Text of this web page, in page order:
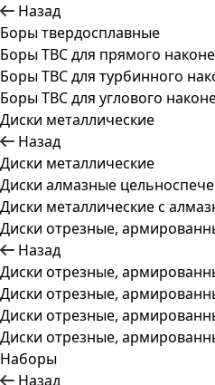
Назад
Боры твердосплавные
Боры ТВС для прямого
Боры ТВС для турбинного
Боры ТВС для углового
Диски металлические
Назад
Диски металлические
Диски алмазные
Диски металлические с
Диски отрезные,
Назад
Диски отрезные,
Диски отрезные,
Диски отрезные,
Диски отрезные,
Наборы
Назад